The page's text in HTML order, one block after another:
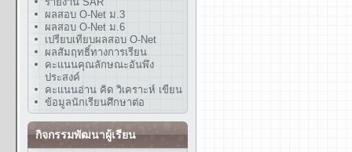
ผลสอบ O-Net ม.3
ผลสอบ O-Net ม.6
เปรียบเทียบผลสอบ O-Net
ผลสัมฤทธิ์ทางการเรียน
คะแนนคุณลักษณะอันพึง
ประสงค์
คะแนนอ่าน คิด วิเคราะห์ เขียน
ข้อมูลนักเรียนศึกษาต่อ
กิจกรรมพัฒนาผู้เรียน